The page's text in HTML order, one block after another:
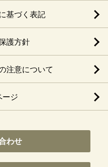
基づく表記
護方針
注意について
ージ
わせ